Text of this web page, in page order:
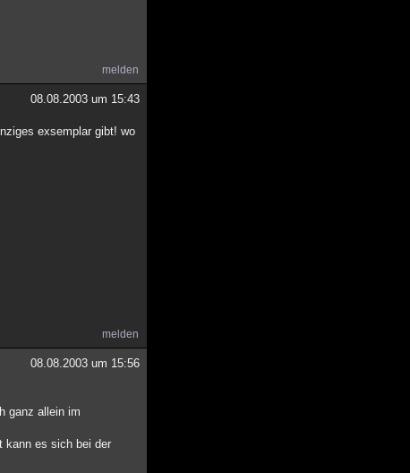
melden
08.08.2003 um 15:43
exsemplar gibt! wo
melden
08.08.2003 um 15:56
ganz allein im
kann es sich bei der